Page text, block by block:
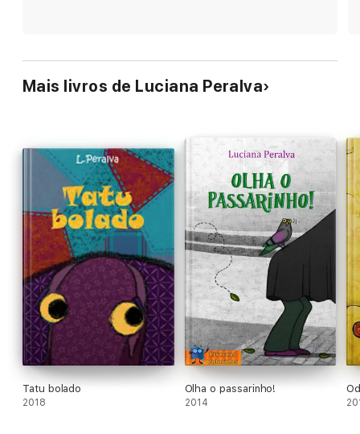
Mais livros de Luciana Peralva
Tatu bolado
2018
Olha o passarinho!
2014